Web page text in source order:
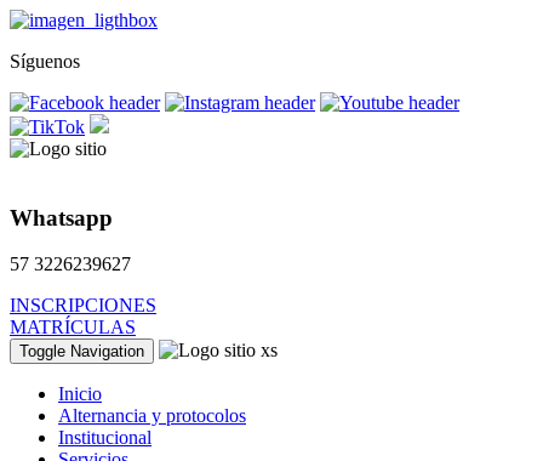
Síguenos
Whatsapp
57 3226239627
INSCRIPCIONES
MATRÍCULAS
Toggle Navigation
Inicio
Alternancia y protocolos
Institucional